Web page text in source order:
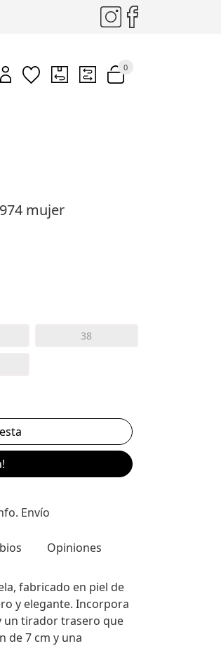
0
mujer
38
Envío
Opiniones
fabricado en piel de
y elegante. Incorpora
un tirador trasero que
de 7 cm y una